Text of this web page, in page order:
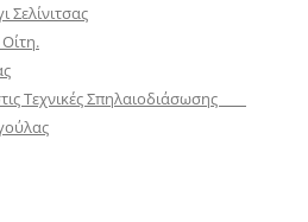
Σελίνιτσας
Τεχνικές Σπηλαιοδιάσωσης